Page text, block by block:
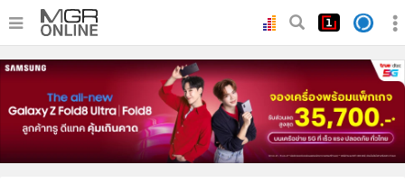
• หน้าหลัก
ทันเหตุการณ์
ภาคใต้
• ภูมิภาค